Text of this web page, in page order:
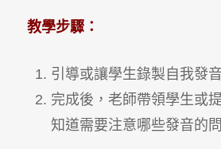
教學步驟：
引導或讓學生錄製自我發
完成後，老師帶領學生或
知道需要注意哪些發音的